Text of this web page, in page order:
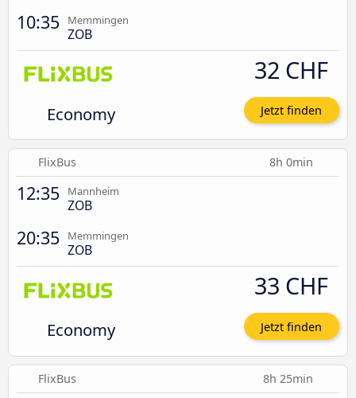
10:35 Memmingen
ZOB
Economy
32 CHF
Jetzt finden
FlixBus 8h 0min
12:35 Mannheim
ZOB
20:35 Memmingen
ZOB
Economy
33 CHF
Jetzt finden
FlixBus 8h 25min